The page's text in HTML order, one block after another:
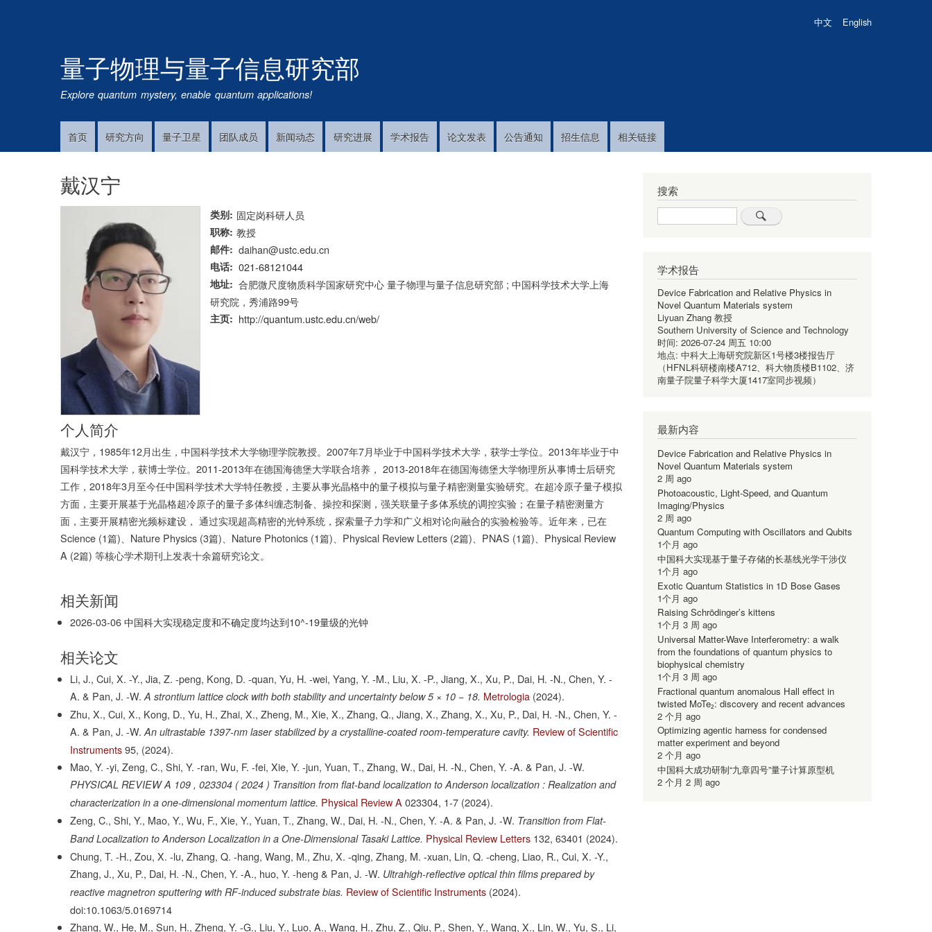
中文 English
量子物理与量子信息研究部
Explore quantum mystery, enable quantum applications!
Main首页 研究方向 量子卫星 团队成员 新闻动态 研究进展 学术报告 论文发表 公告通知 招生信息 相关链接
戴汉宁
类别 固定岗科研人员
职称 教授
邮件 daihan@ustc.edu.cn
电话 021-68121044
地址
合肥微尺度物质科学国家研究中心 量子物理与量子信息研究部 ; 中国科学技术大学上海
研究院，秀浦路99号
主页 http://quantum.ustc.edu.cn/web/
个人简介
戴汉宁，1985年12月出生，中国科学技术大学物理学院教授。2007年7月毕业于中国科学技术大学，获学士学位。2013年毕业于中
国科学技术大学，获博士学位。2011-2013年在德国海德堡大学联合培养， 2013-2018年在德国海德堡大学物理所从事博士后研究
工作，2018年3月至今任中国科学技术大学特任教授，主要从事光晶格中的量子模拟与量子精密测量实验研究。在超冷原子量子模拟
方面，主要开展基于光晶格超冷原子的量子多体纠缠态制备、操控和探测，强关联量子多体系统的调控实验；在量子精密测量方
面，主要开展精密光频标建设， 通过实现超高精密的光钟系统，探索量子力学和广义相对论向融合的实验检验等。近年来，已在
Science (1篇)、Nature Physics (3篇)、Nature Photonics (1篇)、Physical Review Letters (2篇)、PNAS (1篇)、Physical Review
A (2篇) 等核心学术期刊上发表十余篇研究论文。
相关新闻
2026-03-06 中国科大实现稳定度和不确定度均达到10^-19​量级的光钟
相关论文
Li, J., Cui, X. -Y., Jia, Z. -peng, Kong, D. -quan, Yu, H. -wei, Yang, Y. -M., Liu, X. -P., Jiang, X., Xu, P., Dai, H. -N., Chen, Y. -
A. & Pan, J. -W. A strontium lattice clock with both stability and uncertainty below 5 × 10 − 18. Metrologia (2024).
Zhu, X., Cui, X., Kong, D., Yu, H., Zhai, X., Zheng, M., Xie, X., Zhang, Q., Jiang, X., Zhang, X., Xu, P., Dai, H. -N., Chen, Y. -
A. & Pan, J. -W. An ultrastable 1397-nm laser stabilized by a crystalline-coated room-temperature cavity. Review of Scientific
Instruments 95, (2024).
Mao, Y. -yi, Zeng, C., Shi, Y. -ran, Wu, F. -fei, Xie, Y. -jun, Yuan, T., Zhang, W., Dai, H. -N., Chen, Y. -A. & Pan, J. -W.
PHYSICAL REVIEW A 109 , 023304 ( 2024 ) Transition from flat-band localization to Anderson localization : Realization and
characterization in a one-dimensional momentum lattice. Physical Review A 023304, 1-7 (2024).
Zeng, C., Shi, Y., Mao, Y., Wu, F., Xie, Y., Yuan, T., Zhang, W., Dai, H. -N., Chen, Y. -A. & Pan, J. -W. Transition from Flat-
Band Localization to Anderson Localization in a One-Dimensional Tasaki Lattice. Physical Review Letters 132, 63401 (2024).
Chung, T. -H., Zou, X. -lu, Zhang, Q. -hang, Wang, M., Zhu, X. -qing, Zhang, M. -xuan, Lin, Q. -cheng, Liao, R., Cui, X. -Y.,
Zhang, J., Xu, P., Dai, H. -N., Chen, Y. -A., huo, Y. -heng & Pan, J. -W. Ultrahigh-reflective optical thin films prepared by
reactive magnetron sputtering with RF-induced substrate bias. Review of Scientific Instruments (2024).
doi:10.1063/5.0169714
Zhang, W., He, M., Sun, H., Zheng, Y. -G., Liu, Y., Luo, A., Wang, H., Zhu, Z., Qiu, P., Shen, Y., Wang, X., Lin, W., Yu, S., Li,
搜索
Search
学术报告
Device Fabrication and Relative Physics in
Novel Quantum Materials system
Liyuan Zhang 教授
Southern University of Science and Technology
时间: 2026-07-24 周五 10:00
地点: 中科大上海研究院新区1号楼3楼报告厅
（HFNL科研楼南楼A712、科大物质楼B1102、济
南量子院量子科学大厦1417室同步视频）
最新内容
Device Fabrication and Relative Physics in
Novel Quantum Materials system
2 周 ago
Photoacoustic, Light-Speed, and Quantum
Imaging/Physics
2 周 ago
Quantum Computing with Oscillators and Qubits
1个月 ago
中国科大实现基于量子存储的长基线光学干涉仪
1个月 ago
Exotic Quantum Statistics in 1D Bose Gases
1个月 ago
Raising Schrödinger’s kittens
1个月 3 周 ago
Universal Matter-Wave Interferometry: a walk
from the foundations of quantum physics to
biophysical chemistry
1个月 3 周 ago
Fractional quantum anomalous Hall effect in
twisted MoTe₂: discovery and recent advances
2 个月 ago
Optimizing agentic harness for condensed
matter experiment and beyond
2 个月 ago
中国科大成功研制“九章四号”量子计算原型机
2 个月 2 周 ago